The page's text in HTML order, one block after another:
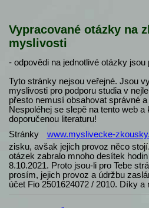
Vypracované otázky na
myslivosti
- odpovědi na jednotlivé otázky jsou
Tyto stránky nejsou veřejné. Jsou
myslivosti pro podporu studia v
přesto nemusí obsahovat správné
Nespoléhej se slepě na tento web
doporučenou literaturu!
Stránky
www.myslivecke-
zisku, avšak jejich provoz něco
otázek zabralo mnoho desítek
8.10.2021. Proto jsou-li pro Tebe
prosím, jejich provoz a údržbu
účet Fio 2501624072 / 2010. Díky a